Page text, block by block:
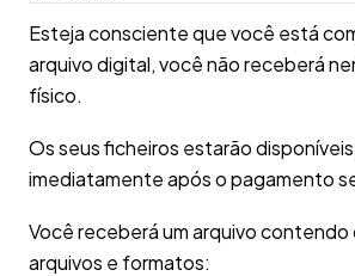
Esteja consciente que você está
arquivo digital, você não receberá
físico.
Os seus ficheiros estarão
imediatamente após o pagamento
Você receberá um arquivo contendo
arquivos e formatos: